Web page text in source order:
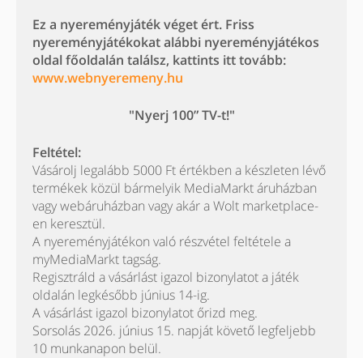
Ez a nyereményjáték véget ért. Friss
nyereményjátékokat alábbi nyereményjátékos
oldal főoldalán találsz, kattints itt tovább:
www.webnyeremeny.hu
"Nyerj 100” TV-t!"
Feltétel:
Vásárolj legalább 5000 Ft értékben a készleten lévő
termékek közül bármelyik MediaMarkt áruházban
vagy webáruházban vagy akár a Wolt marketplace-
en keresztül.
A nyereményjátékon való részvétel feltétele a
myMediaMarkt tagság.
Regisztráld a vásárlást igazol bizonylatot a játék
oldalán legkésőbb június 14-ig.
A vásárlást igazol bizonylatot őrizd meg.
Sorsolás 2026. június 15. napját követő legfeljebb
10 munkanapon belül.